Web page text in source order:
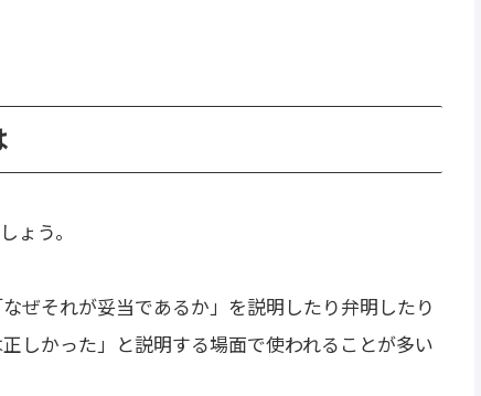
ょう。
ぜそれが妥当であるか」を説明したり弁明したり
しかった」と説明する場面で使われることが多い